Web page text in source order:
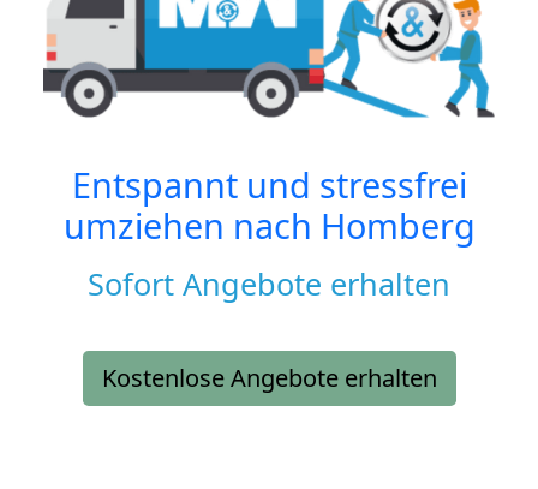
Entspannt und stressfrei
umziehen nach Homberg
Sofort Angebote erhalten
Kostenlose Angebote erhalten